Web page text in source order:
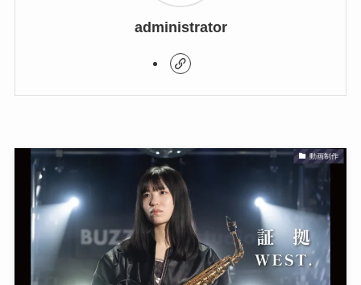
administrator
動画制作